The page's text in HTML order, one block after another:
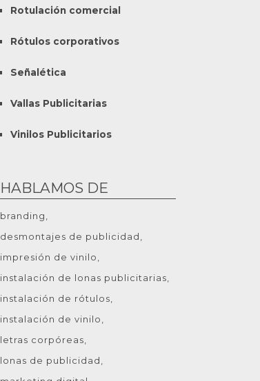
Rotulación comercial
Rótulos corporativos
Señalética
Vallas Publicitarias
Vinilos Publicitarios
HABLAMOS DE
branding
desmontajes de publicidad
impresión de vinilo
instalación de lonas publicitarias
instalación de rótulos
instalación de vinilo
letras corpóreas
lonas de publicidad